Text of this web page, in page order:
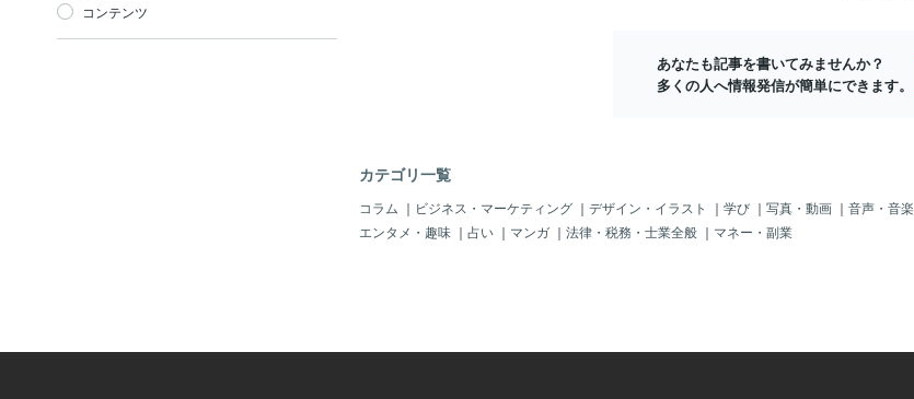
コンテンツ
ます。 なお、「感覚障がい(目が見えな
頭葉」や「側頭葉」が十分に働かないこ
ともあります。【偏桃体】 不安や緊
トラム(繊細さん)あるあるの「感覚過
あなたも記事を書いてみませんか？
多くの人へ情報発信が簡単にできます。
カテゴリ一覧
コラム ｜ ビジネス・マーケティング ｜ デザイン・イラスト ｜ 学び ｜ 写真・動画 ｜ 音声・音楽
エンタメ・趣味 ｜ 占い ｜ マンガ ｜ 法律・税務・士業全般 ｜ マネー・副業